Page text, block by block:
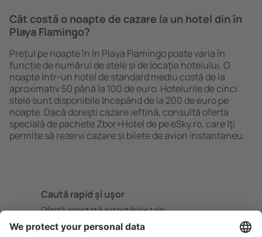
Cât costă o noapte de cazare la un hotel din în
Playa Flamingo?
Prețul pe noapte în în Playa Flamingo poate varia în
funcție de numărul de stele și de locaţia hotelului. O
noapte într-un hotel de standard mediu costă de la
aproximativ 50 până la 100 de euro. Hotelurile de cinci
stele sunt disponibile ȋncepând de la 200 de euro pe
noapte. Dacă doreşti cazare ieftină, consultă oferta
specială de pachete Zbor+Hotel de pe eSky.ro, care ȋţi
permite să rezervi cazare și bilete de avion instantaneu.
Caută rapid şi uşor
Ofertă adaptată aşteptărilor tale.